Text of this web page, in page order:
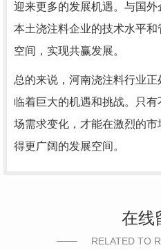
迎来更多的发展机遇。与国
本土浇注料企业的技术水平
空间，实现共赢发展。
总的来说，河南浇注料行业
临着巨大的机遇和挑战。只
场需求变化，才能在激烈的
得更广阔的发展空间。
在线
RELATED TO